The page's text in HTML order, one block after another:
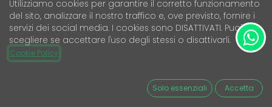
LONGI SOLAR HI-MO X6 MAX
EXPLORER LR7-54HTH-465M
Utilizziamo cookies per garantire il corretto funzionamento
del sito, analizzare il nostro traffico e, ove previsto, fornire i
servizi dei social media. I cookies sono DISATTIVATI. Puoi
scegliere se accettare l'uso degli stessi o disattivarli.
Cookie Policy
Solo essenziali Accetta